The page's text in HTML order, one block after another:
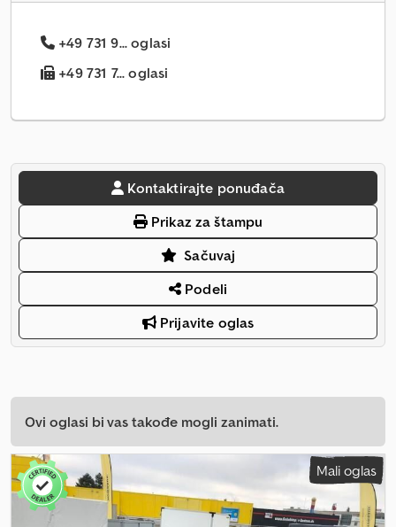
+49 731 9... oglasi
+49 731 7... oglasi
Kontaktirajte ponuđača
Prikaz za štampu
Sačuvaj
Podeli
Prijavite oglas
Ovi oglasi bi vas takođe mogli zanimati.
Mali oglas